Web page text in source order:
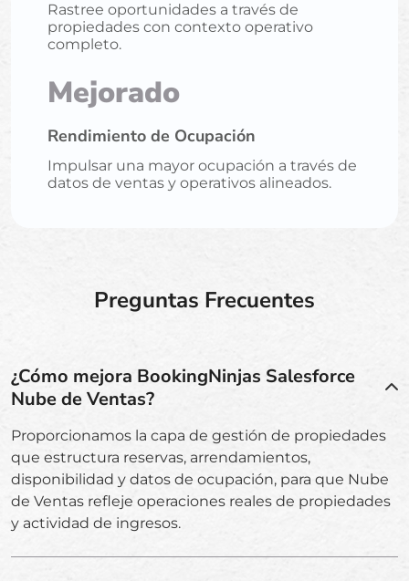
Rastree oportunidades a través de
propiedades con contexto operativo
completo.
Mejorado
Rendimiento de Ocupación
Impulsar una mayor ocupación a través de
datos de ventas y operativos alineados.
Preguntas Frecuentes
¿Cómo mejora BookingNinjas Salesforce
Nube de Ventas?
Proporcionamos la capa de gestión de propiedades
que estructura reservas, arrendamientos,
disponibilidad y datos de ocupación, para que Nube
de Ventas refleje operaciones reales de propiedades
y actividad de ingresos.